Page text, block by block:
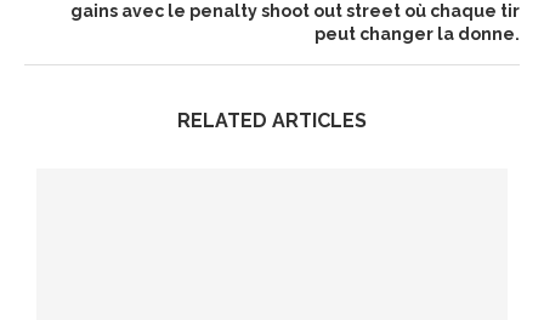
gains avec le penalty shoot out street où chaque tir
peut changer la donne.
RELATED ARTICLES